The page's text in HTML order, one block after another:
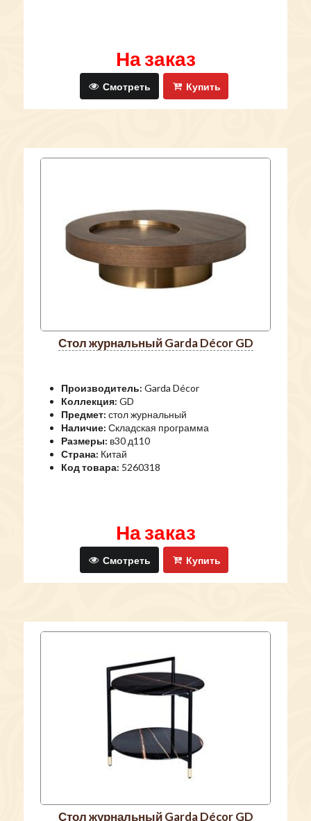
На заказ
Смотреть Купить
стол журнальный Garda Décor GD
Производитель: Garda Décor
Коллекция: GD
Предмет: стол журнальный
Наличие: Складская программа
Размеры: в30 д110
Страна: Китай
Код товара: 5260318
На заказ
Смотреть Купить
стол журнальный Garda Décor GD